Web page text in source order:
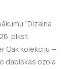
“Dizaina
plkst.
Oak kolekciju —
dabiskas ozola